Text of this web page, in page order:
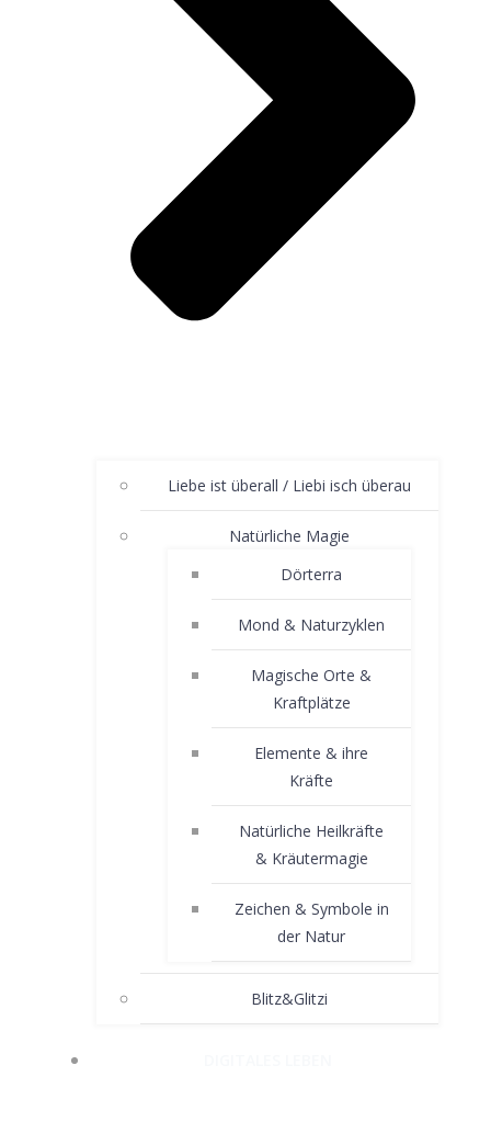
Liebe ist überall / Liebi isch überau
Natürliche Magie
Dörterra
Mond & Naturzyklen
Magische Orte &
Kraftplätze
Elemente & ihre
Kräfte
Natürliche Heilkräfte
& Kräutermagie
Zeichen & Symbole in
der Natur
Blitz&Glitzi